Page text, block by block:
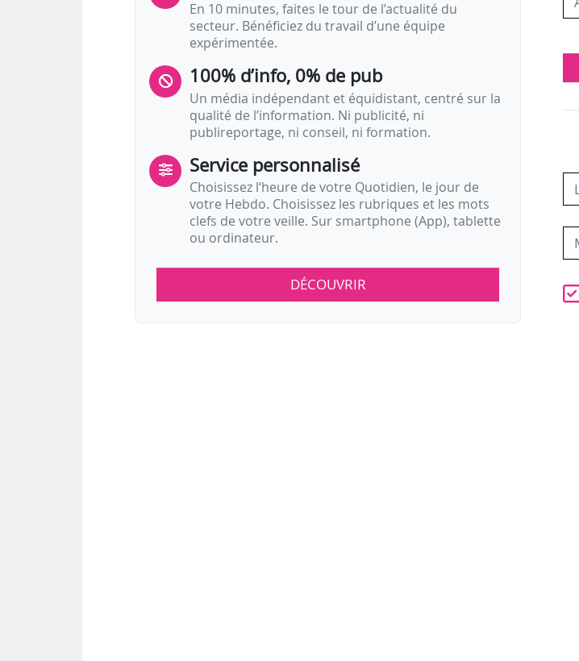
En 10 minutes, faites le tour de l’actualité du
secteur. Bénéficiez du travail d’une équipe
expérimentée.
100% d’info, 0% de pub
Un média indépendant et équidistant, centré sur la
qualité de l’information. Ni publicité, ni
publireportage, ni conseil, ni formation.
Service personnalisé
Choisissez l‘heure de votre Quotidien, le jour de
votre Hebdo. Choisissez les rubriques et les mots
clefs de votre veille. Sur smartphone (App), tablette
ou ordinateur.
DÉCOUVRIR